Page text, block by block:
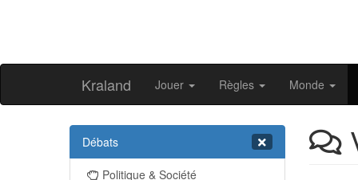
Kraland Jouer Règles Monde
Débats
Politique & Société